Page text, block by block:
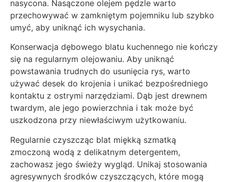
nasycona. Nasączone olejem pędzle warto
przechowywać w zamkniętym pojemniku lub szybko
umyć, aby uniknąć ich wysychania.
Konserwacja dębowego blatu kuchennego nie kończy
się na regularnym olejowaniu. Aby uniknąć
powstawania trudnych do usunięcia rys, warto
używać desek do krojenia i unikać bezpośredniego
kontaktu z ostrymi narzędziami. Dąb jest drewnem
twardym, ale jego powierzchnia i tak może być
uszkodzona przy niewłaściwym użytkowaniu.
Regularnie czyszcząc blat miękką szmatką
zmoczoną wodą z delikatnym detergentem,
zachowasz jego świeży wygląd. Unikaj stosowania
agresywnych środków czyszczących, które mogą